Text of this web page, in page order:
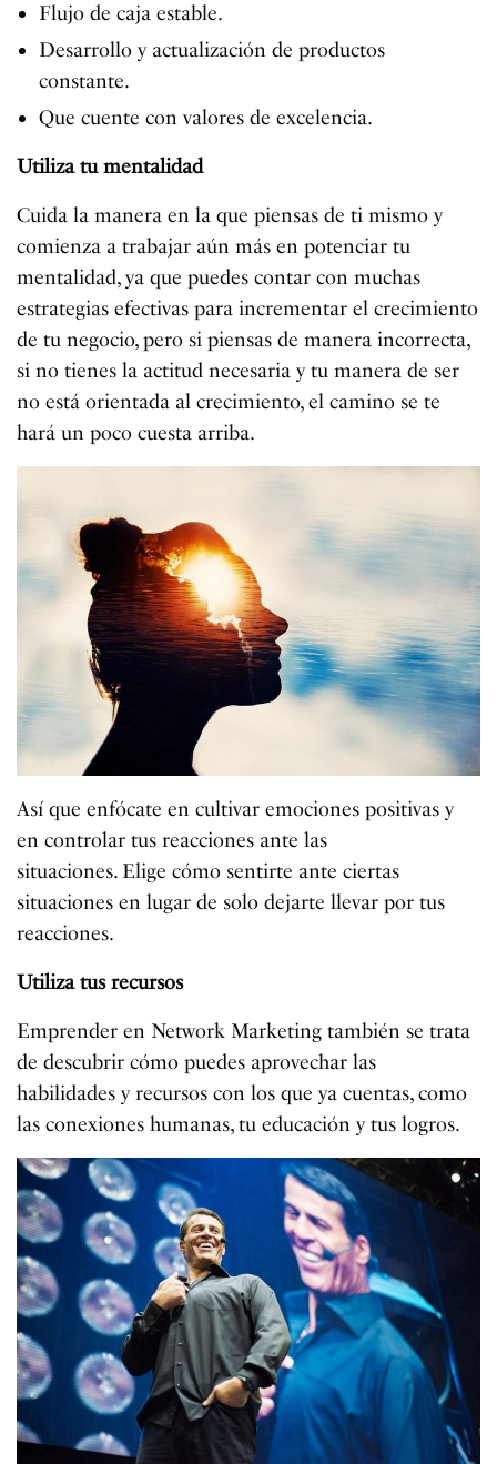
Flujo de caja estable.
Desarrollo y actualización de productos
constante.
Que cuente con valores de excelencia.
Utiliza tu mentalidad
Cuida la manera en la que piensas de ti mismo y
comienza a trabajar aún más en potenciar tu
mentalidad, ya que puedes contar con muchas
estrategias efectivas para incrementar el crecimiento
de tu negocio, pero si piensas de manera incorrecta,
si no tienes la actitud necesaria y tu manera de ser
no está orientada al crecimiento, el camino se te
hará un poco cuesta arriba.
Así que enfócate en cultivar emociones positivas y
en controlar tus reacciones ante las
situaciones. Elige cómo sentirte ante ciertas
situaciones en lugar de solo dejarte llevar por tus
reacciones.
Utiliza tus recursos
Emprender en Network Marketing también se trata
de descubrir cómo puedes aprovechar las
habilidades y recursos con los que ya cuentas, como
las conexiones humanas, tu educación y tus logros.